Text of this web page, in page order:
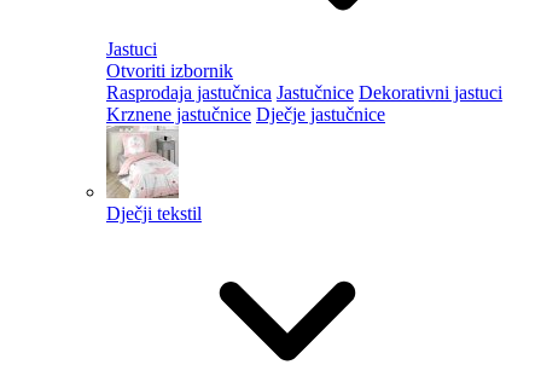
Jastuci
Otvoriti izbornik
Rasprodaja jastučnica Jastučnice Dekorativni jastuci
Krznene jastučnice Dječje jastučnice
Dječji tekstil